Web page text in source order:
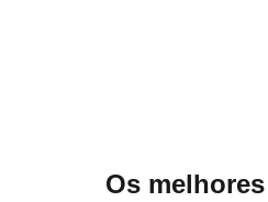
Os